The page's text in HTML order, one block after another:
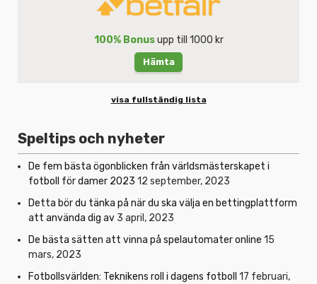
100% Bonusupp till 1000 kr
Hämta
visa fullständig lista
Speltips och nyheter
De fem bästa ögonblicken från världsmästerskapet i
fotboll för damer 2023 12 september, 2023
Detta bör du tänka på när du ska välja en bettingplattform
att använda dig av 3 april, 2023
De bästa sätten att vinna på spelautomater online 15
mars, 2023
Fotbollsvärlden: Teknikens roll i dagens fotboll 17 februari,